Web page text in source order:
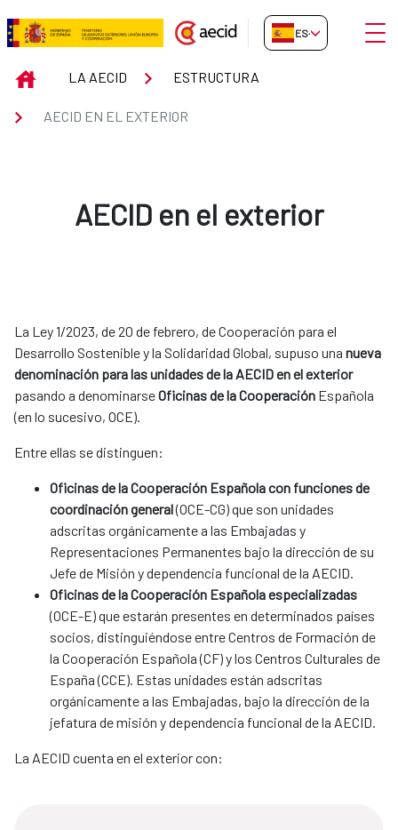
Saltar al contenido principal
Aecid en el Exterior
ES-ES Abrir
INICIOLA AECID ESTRUCTURA
AECID EN EL EXTERIOR
AECID en el exterior
La Ley 1/2023, de 20 de febrero, de Cooperación para el
Desarrollo Sostenible y la Solidaridad Global, supuso una nueva
denominación para las unidades de la AECID en el exterior
pasando a denominarseOficinas de la Cooperación Española
(en lo sucesivo, OCE).
Entre ellas se distinguen:
Oficinas de la Cooperación Española con funciones de
coordinación general(OCE-CG) que son unidades
adscritas orgánicamente a las Embajadas y
Representaciones Permanentes bajo la dirección de su
Jefe de Misión y dependencia funcional de la AECID.
Oficinas de la Cooperación Española especializadas
(OCE-E) que estarán presentes en determinados países
socios, distinguiéndose entre Centros de Formación de
la Cooperación Española (CF) y los Centros Culturales de
España (CCE). Estas unidades están adscritas
orgánicamente a las Embajadas, bajo la dirección de la
jefatura de misión y dependencia funcional de la AECID.
La AECID cuenta en el exterior con: